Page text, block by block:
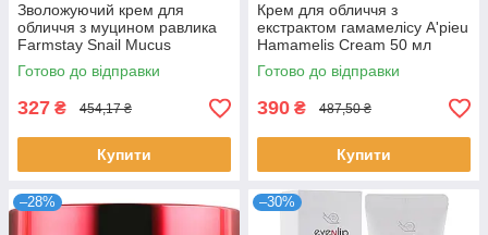
Зволожуючий крем для
обличчя з муцином равлика
Farmstay Snail Mucus
Moisture Cream 50 г
(8809426954537)
Готово до відправки
327 ₴ 454,17 ₴
Купити
Крем для обличчя з
екстрактом гамамелісу A'pieu
Hamamelis Cream 50 мл
(8809530056745)
Готово до відправки
390 ₴ 487,50 ₴
Купити
–28% –30%